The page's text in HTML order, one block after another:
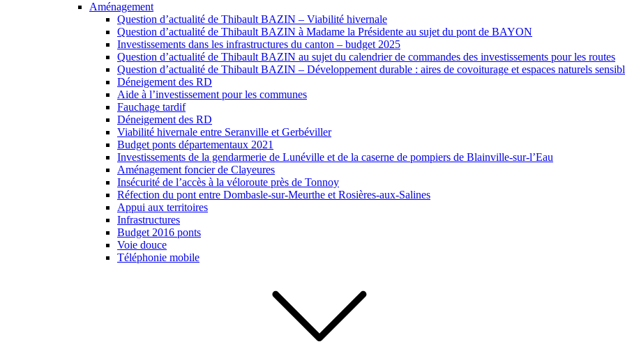
Aménagement
Question d’actualité de Thibault BAZIN – Viabilité hivernale
Question d’actualité de Thibault BAZIN à Madame la Présidente au sujet du pont de BAYON
Investissements dans les infrastructures du canton – budget 2025
Question d’actualité de Thibault BAZIN au sujet du calendrier de commandes des investissements pour les routes
Question d’actualité de Thibault BAZIN – Développement durable : aires de covoiturage et espaces naturels
Déneigement des RD
Aide à l’investissement pour les communes
Fauchage tardif
Déneigement des RD
Viabilité hivernale entre Seranville et Gerbéviller
Budget ponts départementaux 2021
Investissements de la gendarmerie de Lunéville et de la caserne de pompiers de Blainville-sur-l’Eau
Aménagement foncier de Clayeures
Insécurité de l’accès à la véloroute près de Tonnoy
Réfection du pont entre Dombasle-sur-Meurthe et Rosières-aux-Salines
Appui aux territoires
Infrastructures
Budget 2016 ponts
Voie douce
Téléphonie mobile